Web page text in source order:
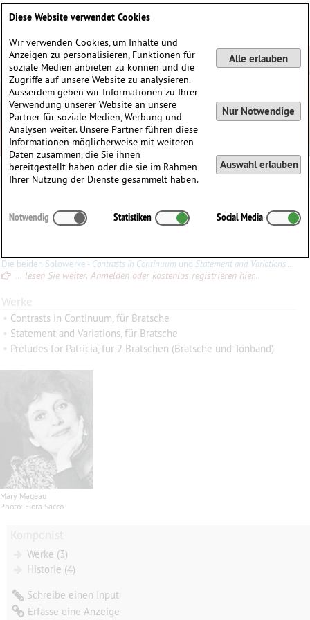
Mageau
∗ 04.09.1934 inMilwaukee, Wisconsin, USA
Die beiden Solowerke - Contrasts in Continuum und Statement and Variations
... lesen Sie weiter. Anmelden oder kostenlos registrieren hier...
Werke
• Contrasts in Continuum, für Bratsche
• Statement and Variations, für Bratsche
• Preludes for Patricia, für 2 Bratschen (Bratsche und Tonband)
Mary Mageau
Photo: Fiora Sacco
Werke (3)
Historie (4)
Schreibe einen Input
Erfasse eine Anzeige
Diese Website verwendet Cookies
Wir verwenden Cookies, um Inhalte und
Anzeigen zu personalisieren, Funktionen für
soziale Medien anbieten zu können und die
Zugriffe auf unsere Website zu analysieren.
Ausserdem geben wir Informationen zu Ihrer
Verwendung unserer Website an unsere
Partner für soziale Medien, Werbung und
Analysen weiter. Unsere Partner führen diese
Informationen möglicherweise mit weiteren
Daten zusammen, die Sie ihnen
bereitgestellt haben oder die sie im Rahmen
Ihrer Nutzung der Dienste gesammelt haben.
Alle erlauben
Nur Notwendige
Auswahl erlauben
Notwendig Statistiken Social Media